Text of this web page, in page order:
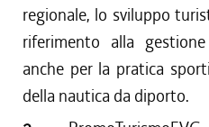
regionale, lo sviluppo
riferimento alla
anche per la pratica
della nautica da diporto.